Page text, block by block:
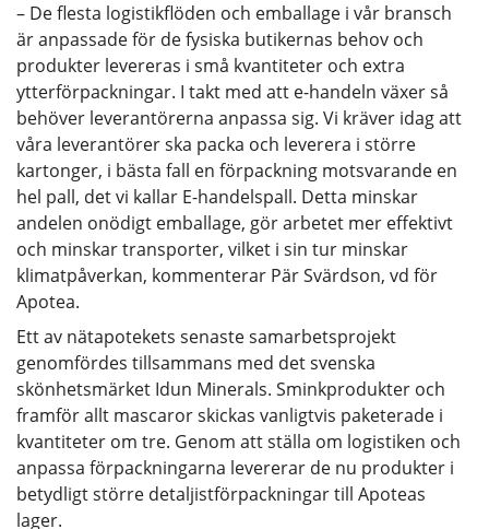
– De flesta logistikflöden och emballage i vår bransch
är anpassade för de fysiska butikernas behov och
produkter levereras i små kvantiteter och extra
ytterförpackningar. I takt med att e-handeln växer så
behöver leverantörerna anpassa sig. Vi kräver idag att
våra leverantörer ska packa och leverera i större
kartonger, i bästa fall en förpackning motsvarande en
hel pall, det vi kallar E-handelspall. Detta minskar
andelen onödigt emballage, gör arbetet mer effektivt
och minskar transporter, vilket i sin tur minskar
klimatpåverkan, kommenterar Pär Svärdson, vd för
Apotea.
Ett av nätapotekets senaste samarbetsprojekt
genomfördes tillsammans med det svenska
skönhetsmärket Idun Minerals. Sminkprodukter och
framför allt mascaror skickas vanligtvis paketerade i
kvantiteter om tre. Genom att ställa om logistiken och
anpassa förpackningarna levererar de nu produkter i
betydligt större detaljistförpackningar till Apoteas
lager.